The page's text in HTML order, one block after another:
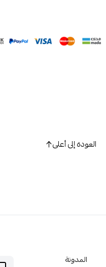
العودة إلى أعلى
المدونة